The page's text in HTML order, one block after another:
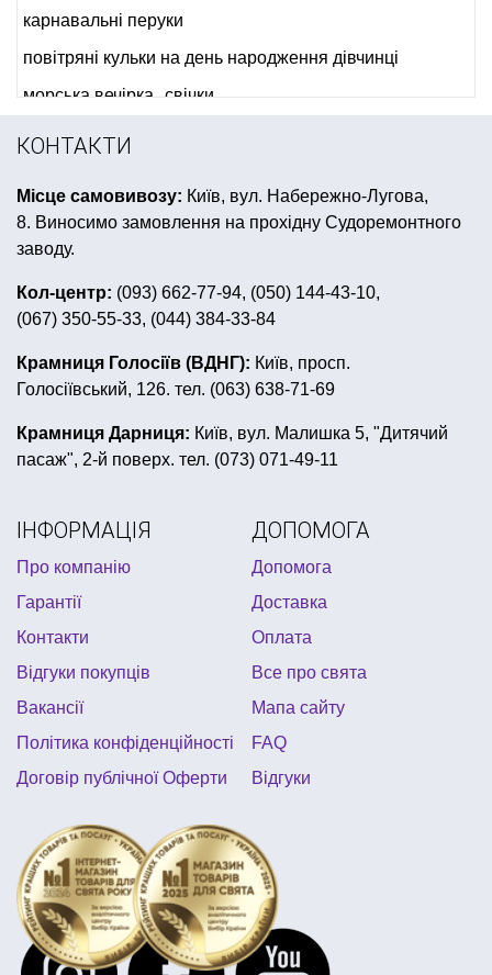
карнавальні перуки
повітряні кульки на день народження дівчинці
морська вечірка свічки
українські аксесуари
аквагрим тернопіль
гангстерська вечірка одяг
жовто блакитні кульки сувенір на 8 березня
купити латексні кульки
кульки на день народження хлопчику
сомбреро купити україна
все для дня народження в стилі губка боб
тріскачки
композиції з повітряних кульок
свічки на торті
дитячі новорічні костюми звірів
купити ковбойський костюм
вушка на голову
спінери
КОНТАКТИ
Місце самовивозу: Київ, вул. Набережно-Лугова,
8. Виносимо замовлення на прохідну Судоремонтного
заводу.
Кол-центр: (093) 662-77-94, (050) 144-43-10,
(067) 350-55-33, (044) 384-33-84
Крамниця Голосіїв (ВДНГ): Київ, просп.
Голосіївський, 126. тел. (063) 638-71-69
Крамниця Дарниця: Київ, вул. Малишка 5, "Дитячий
пасаж", 2-й поверх. тел. (073) 071-49-11
ІНФОРМАЦІЯ
Про компанію
Гарантії
Контакти
Відгуки покупців
Вакансії
Політика конфіденційності
Договір публічної Оферти
ДОПОМОГА
Допомога
Доставка
Оплата
Все про свята
Мапа сайту
FAQ
Відгуки